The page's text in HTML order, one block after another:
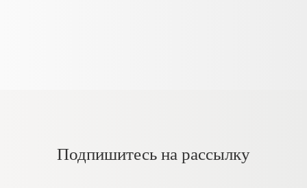
Подпишитесь на рассылку